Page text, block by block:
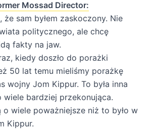
Mossad Director:
że sam byłem zaskoczony. Nie
politycznego, ale chcę
fakty na jaw.
kiedy doszło do porażki
50 lat temu mieliśmy porażkę
wojny Jom Kippur. To była inna
wiele bardziej przekonująca.
o wiele poważniejsze niż to było w
Kippur.